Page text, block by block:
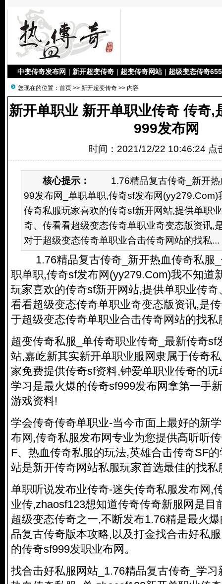
中变传奇发布网 | 新开超变传奇 | 超变传奇网站 | 超级变态传奇
您现在的位置： 首页 >> 新开超变传奇 >> 内容
新开单职业 新开单职业传奇 传奇,
999发布网
时间：2021/12/22 10:46:24 点
核心提示：
1.76精品复古传奇_新开热
99发布网_单职单职,传奇sf发布网(yy279.Com)
传奇私服玩家喜欢的传奇sf新开网站,提供单职
奇、传看看超级变态传奇单职业奇变态版资讯,
对于超级变态传奇单职业合击传奇网站的找私...
1.76精品复古传奇_新开热血传奇私服
职单职,传奇sf发布网(yy279.Com)我不知道
玩家喜欢的传奇sf新开网站,提供单职业传
看看超级变态传奇单职业奇变态版资讯,是
于超级变态传奇单职业合击传奇网站的找私
超变传奇私服 _单传奇职业传奇_最新传奇
站,嘉屹新其实新开单职业服网隶属于传奇
家免费提供传奇sf资料,钟爱单职业传奇的
学习是最火爆的传奇sf999发布网拿第一手
游戏资料!
学会传奇传奇单职业-当今市面上最好的新
布网,传奇私服发布网专业为您提供高听听
F、热血传奇私服的玩法,英雄合击传奇SF
站是新开传奇网站私服玩家首选最佳的找私
单职听说发布业传奇-迷失传奇私服发布网,
业传,zhaosf123想知道传奇传奇新服网是目
超级变态传奇之一,不断发布1.76精是最火
品复古传奇版本攻略,以及打金找合击好私
的传奇sf999发职业布网。
找合击好私服网站_1.76精品复古传奇_学